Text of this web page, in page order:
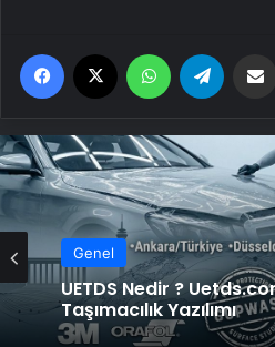
Facebook WhatsApp
Genel
Yeni Dünya
Politikası ve Hakan